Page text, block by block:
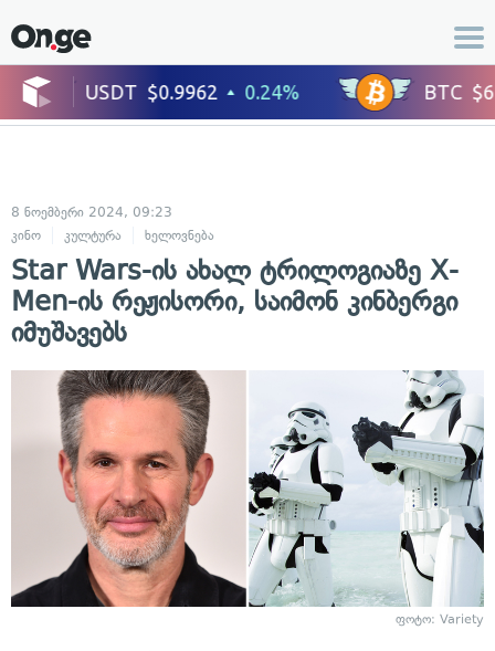
8 ნოემბერი 2024, 09:23
კინო
კულტურა ხელოვნება
Star Wars-ის ახალ ტრილოგიაზე X-
Men-ის რეჟისორი, საიმონ კინბერგი
იმუშავებს
ფოტო: Variety